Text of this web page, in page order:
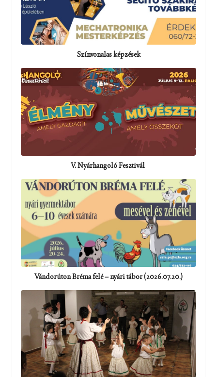
Színvonalas képzések
V. Nyárhangoló Fesztivál
Vándorúton Bréma felé – nyári tábor (2026.07.20.)